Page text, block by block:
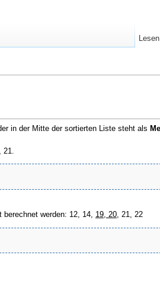
in der Mitte der sortierten Liste steht als
21.
werden: 12, 14, 19, 20 , 21, 22
Lesen